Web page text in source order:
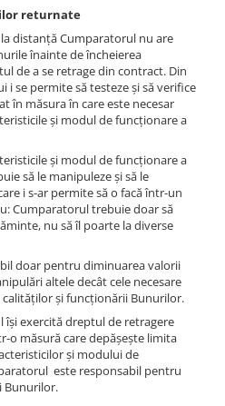
returnate
distanță Cumparatorul nu are
înainte de încheierea
de a se retrage din contract. Din
i se permite să testeze și să verifice
în măsura în care este necesar
și modul de funcționare a
și modul de funcționare a
să le manipuleze și să le
i s-ar permite să o facă într-un
Cumparatorul trebuie doar să
nu să îl poarte la diverse
doar pentru diminuarea valorii
altele decât cele necesare
și funcționării Bunurilor.
își exercită dreptul de retragere
o măsură care depășește limita
și modului de
este responsabil pentru
Bunurilor.